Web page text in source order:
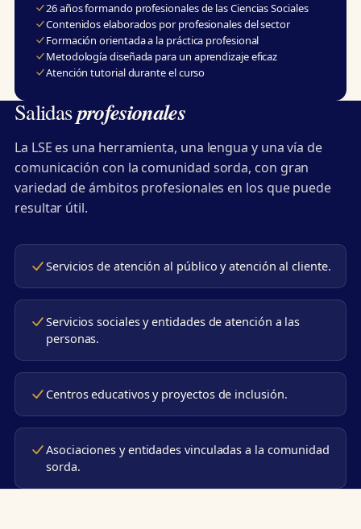
26 años formando profesionales de las Ciencias Sociales
Contenidos elaborados por profesionales del sector
Formación orientada a la práctica profesional
Metodología diseñada para un aprendizaje eficaz
Atención tutorial durante el curso
Salidasprofesionales
La LSE es una herramienta, una lengua y una vía de
comunicación con la comunidad sorda, con gran
variedad de ámbitos profesionales en los que puede
resultar útil.
Servicios de atención al público y atención al cliente.
Servicios sociales y entidades de atención a las
personas.
Centros educativos y proyectos de inclusión.
Asociaciones y entidades vinculadas a la comunidad
sorda.